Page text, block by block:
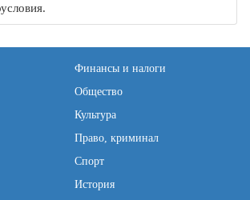
Финансы и налоги
Общество
Культура
Право, криминал
Спорт
История